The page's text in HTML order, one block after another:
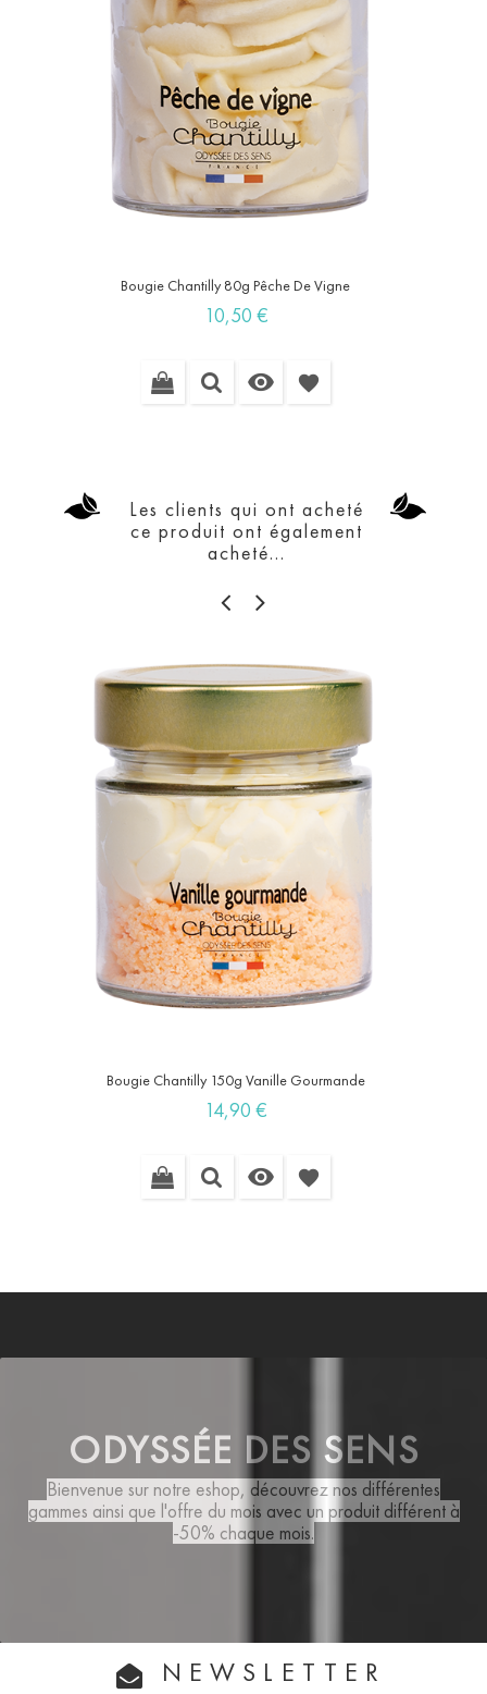
Bougie Chantilly 80g Pêche De Vigne
Prix
10,50 €
 favorite
Les clients qui ont acheté
ce produit ont également
acheté...
Bougie Chantilly 150g Vanille Gourmande
Prix
14,90 €
 favorite
ODYSSÉE DES SENS
Bienvenue sur notre eshop, découvrez nos différentes
gammes ainsi que l'offre du mois avec un produit différent à
-50% chaque mois.
NEWSLETTER